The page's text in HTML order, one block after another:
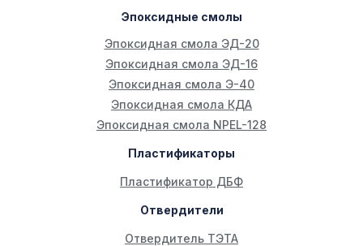
Эпоксидная смола ЭД-20
Эпоксидная смола ЭД-16
Эпоксидная смола Э-40
Эпоксидная смола КДА
Эпоксидная смола NPEL-128
Эпоксидные смолы
Пластификаторы
Отвердители
Отвердитель ТЭТА
Пластификатор ДБФ